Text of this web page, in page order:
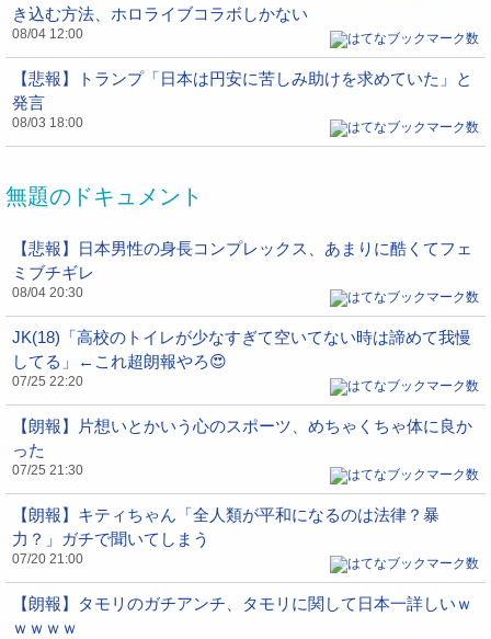
き込む方法、ホロライブコラボしかない
08/04 12:00
【悲報】トランプ「日本は円安に苦しみ助けを求めていた」と
発言
08/03 18:00
無題のドキュメント
【悲報】日本男性の身長コンプレックス、あまりに酷くてフェ
ミブチギレ
08/04 20:30
JK(18)「高校のトイレが少なすぎて空いてない時は諦めて我慢
してる」←これ超朗報やろ😍
07/25 22:20
【朗報】片想いとかいう心のスポーツ、めちゃくちゃ体に良か
った
07/25 21:30
【朗報】キティちゃん「全人類が平和になるのは法律？暴
力？」ガチで聞いてしまう
07/20 21:00
【朗報】タモリのガチアンチ、タモリに関して日本一詳しいｗ
ｗｗｗｗ